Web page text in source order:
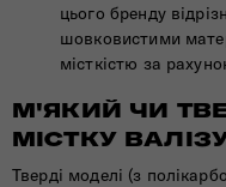
цього бренду
шовковистими
місткістю за
М'ЯКИЙ ЧИ
МІСТКУ
Тверді моделі (з